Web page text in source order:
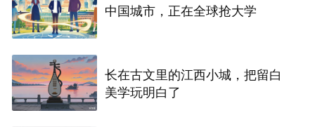
中国城市，正在全球抢大学
长在古文里的江西小城，把留白
美学玩明白了